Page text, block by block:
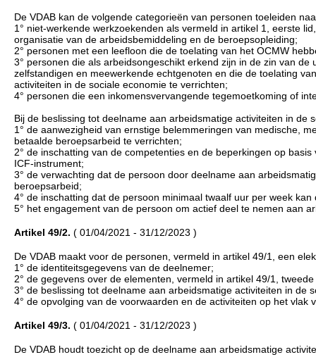
De VDAB kan de volgende categorieën van personen toeleiden
1° niet-werkende werkzoekenden als vermeld in artikel 1, eerste
organisatie van de arbeidsbemiddeling en de beroepsopleiding;
2° personen met een leefloon die de toelating van het OCMW
3° personen die als arbeidsongeschikt erkend zijn in de zin van
zelfstandigen en meewerkende echtgenoten en die de toelating
activiteiten in de sociale economie te verrichten;
4° personen die een inkomensvervangende tegemoetkoming of
Bij de beslissing tot deelname aan arbeidsmatige activiteiten in
1° de aanwezigheid van ernstige belemmeringen van medische,
betaalde beroepsarbeid te verrichten;
2° de inschatting van de competenties en de beperkingen op
ICF-instrument;
3° de verwachting dat de persoon door deelname aan
beroepsarbeid;
4° de inschatting dat de persoon minimaal twaalf uur per week
5° het engagement van de persoon om actief deel te nemen aan
Artikel 49/2. ( 01/04/2021 - 31/12/2023 )
De VDAB maakt voor de personen, vermeld in artikel 49/1, een
1° de identiteitsgegevens van de deelnemer;
2° de gegevens over de elementen, vermeld in artikel 49/1, tweede
3° de beslissing tot deelname aan arbeidsmatige activiteiten in de
4° de opvolging van de voorwaarden en de activiteiten op het
Artikel 49/3. ( 01/04/2021 - 31/12/2023 )
De VDAB houdt toezicht op de deelname aan arbeidsmatige